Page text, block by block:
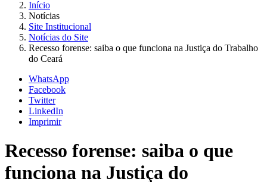
Início
Notícias
Site Institucional
Notícias do Site
Recesso forense: saiba o que funciona na Justiça do Trabalho
do Ceará
WhatsApp
Facebook
Twitter
LinkedIn
Imprimir
Recesso forense: saiba o que
funciona na Justiça do